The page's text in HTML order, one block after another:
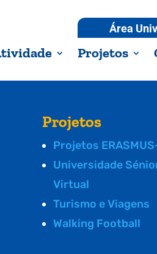
Área
Projetos
Projetos
Projetos
Universidade
Virtual
Turismo e Viagens
Walking Football